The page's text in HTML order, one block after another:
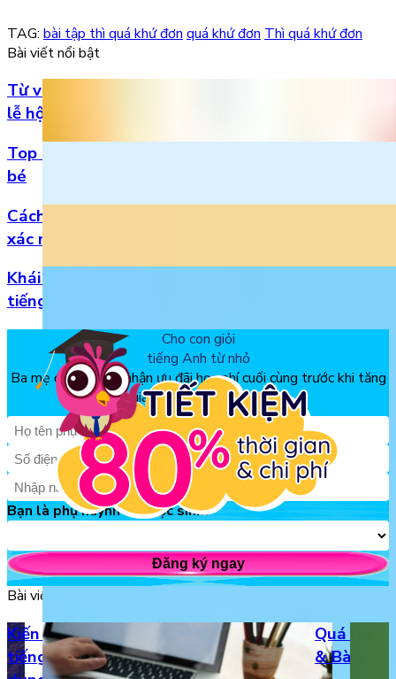
TAG: bài tập thì quá khứ đơn quá khứ đơn Thì quá khứ đơn
Bài viết nổi bật
Từ vựng Halloween tiếng Anh: Chuẩn bị cho mùa
lễ hội
Top 5 bài hát 20/11 hay nhất bằng tiếng Anh cho
bé
Cách đọc số thập phân trong tiếng Anh chuẩn
xác nhất
Khái niệm, phân loại và vị trí của danh từ trong
tiếng Anh
Cho con giỏi
tiếng Anh từ nhỏ
Ba mẹ đăng ký để nhận ưu đãi học phí cuối cùng trước khi tăng
giá, chỉ từ 150k/tháng
Bạn là phụ huynh hay học sinh?
Đăng ký ngay
Bài viết liên quan
Kiến thức về 4 thì quá khứ trong
tiếng Anh, công thức và cách sử
Quá khứ
& Bài tập